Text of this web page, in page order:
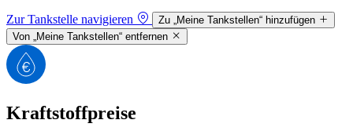
Zur Tankstelle navigieren
Zu „Meine Tankstellen“ hinzufügen
Von „Meine Tankstellen“ entfernen
Kraftstoffpreise